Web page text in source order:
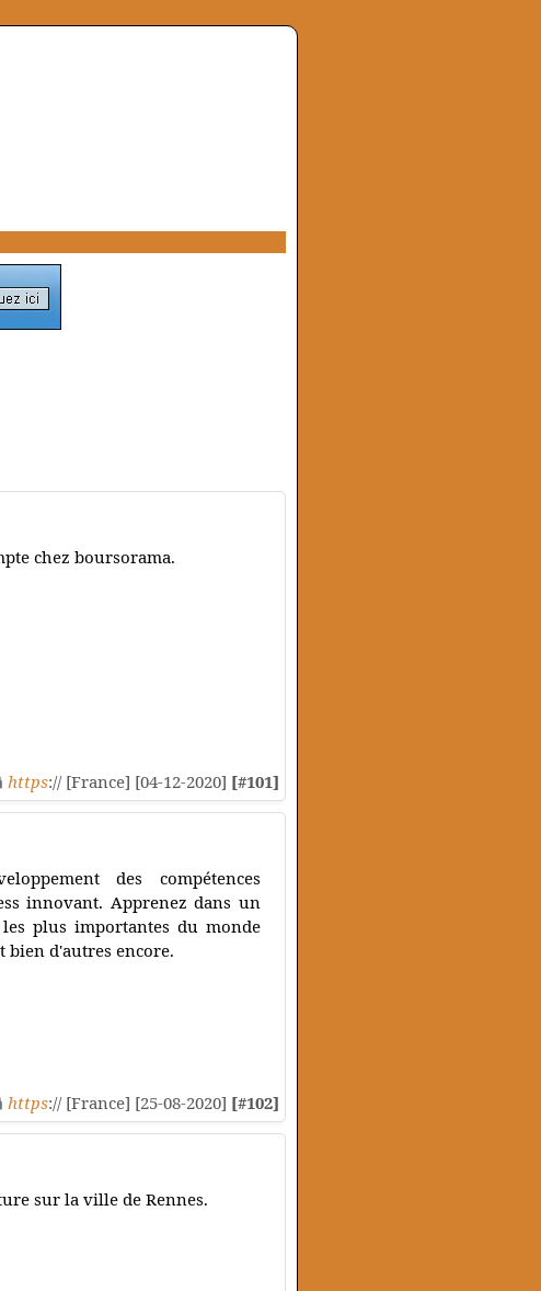
chez boursorama.
https:// [France] [04-12-2020] [#101]
des compétences
innovant. Apprenez dans un
plus importantes du monde
d'autres encore.
https:// [France] [25-08-2020] [#102]
sur la ville de Rennes.